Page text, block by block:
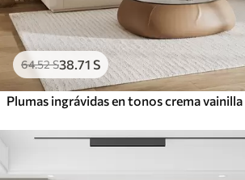
64.52S38 .71 S
Plumas ingrávidas en tonos crema vainilla